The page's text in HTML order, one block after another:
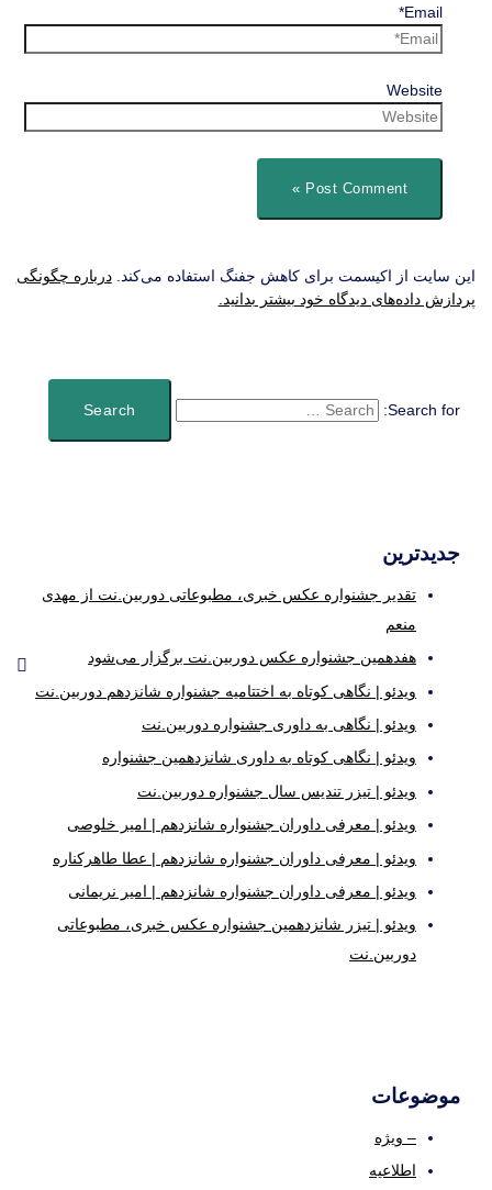
Search for:
جدیدترین
تقدیر جشنواره عکس خبری، مطبوعاتی دوربین.نت از مهدی
منعم
هفدهمین جشنواره عکس دوربین.نت برگزار می‌شود
ویدئو | نگاهی کوتاه به اختتامیه جشنواره شانزدهم دوربین.نت
ویدئو | نگاهی به داوری جشنواره دوربین.نت
ویدئو | نگاهی کوتاه به داوری شانزدهمین جشنواره
ویدئو | تیزر تندیس سال جشنواره دوربین.نت
ویدئو | معرفی داوران جشنواره شانزدهم | امیر خلوصی
ویدئو | معرفی داوران جشنواره شانزدهم | عطا طاهرکناره
ویدئو | معرفی داوران جشنواره شانزدهم | امیر نریمانی
ویدئو | تیزر شانزدهمین جشنواره عکس خبری، مطبوعاتی
دوربین.نت
موضوعات
– ویژه
اطلاعیه
Email*
Website
این سایت از اکیسمت برای کاهش جفنگ استفاده می‌کند.درباره چگونگی
پردازش داده‌های دیدگاه خود بیشتر بدانید.